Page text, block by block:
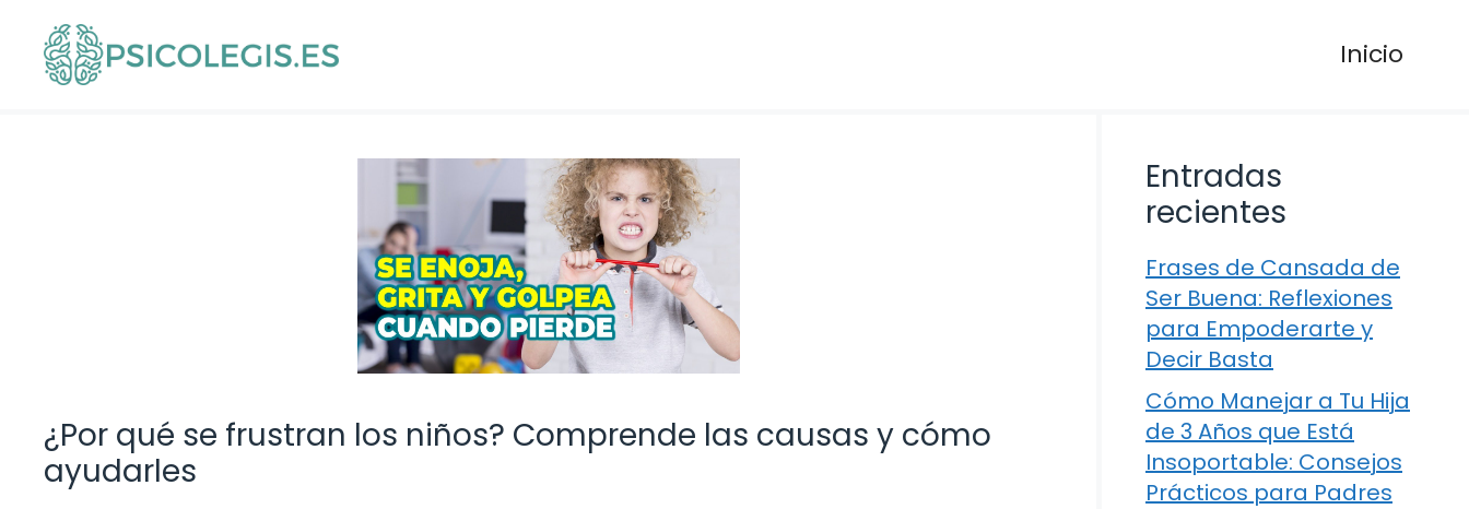
contenido
Inicio
¿Por qué se frustran los niños? Comprende las causas y cómo
ayudarles
Entradas
recientes
Frases de Cansada de
Ser Buena: Reflexiones
para Empoderarte y
Decir Basta
Cómo Manejar a Tu Hija
de 3 Años que Está
Insoportable: Consejos
Prácticos para Padres